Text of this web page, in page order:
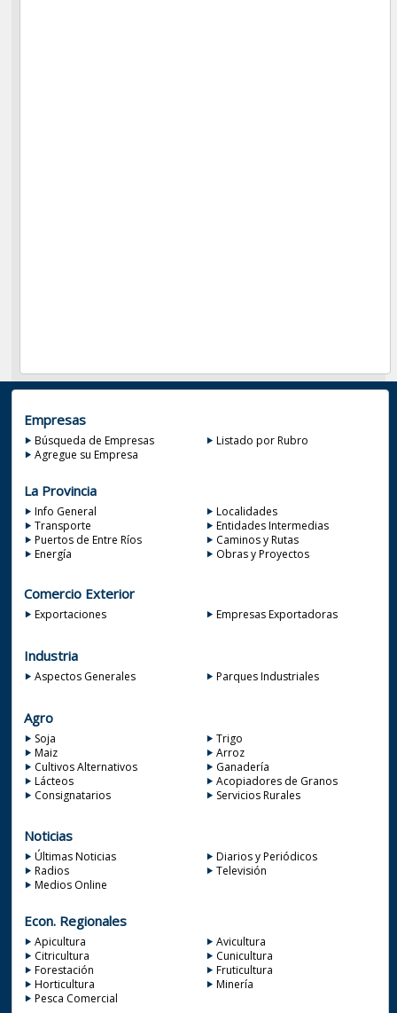
Empresas
Búsqueda de Empresas
Listado por Rubro
Agregue su Empresa
La Provincia
Info General
Localidades
Transporte
Entidades Intermedias
Puertos de Entre Ríos
Caminos y Rutas
Energía
Obras y Proyectos
Comercio Exterior
Exportaciones Empresas Exportadoras
Industria
Aspectos Generales Parques Industriales
Agro
Soja
Trigo
Maiz
Arroz
Cultivos Alternativos
Ganadería
Lácteos
Acopiadores de Granos
Consignatarios
Servicios Rurales
Noticias
Últimas Noticias
Diarios y Periódicos
Radios
Televisión
Medios Online
Econ. Regionales
Apicultura
Avicultura
Citricultura
Cunicultura
Forestación
Fruticultura
Horticultura
Minería
Pesca Comercial